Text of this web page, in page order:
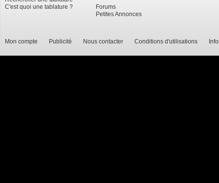
C'est quoi une tablature ?
Forums
Petites Annonces
Mon compte Publicité Nous contacter Conditions d'utilisations